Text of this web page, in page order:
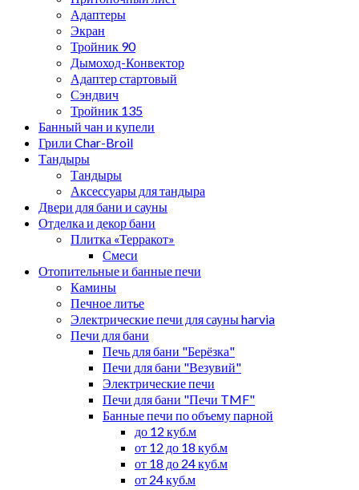
Адаптеры
Экран
Тройник 90
Дымоход-Конвектор
Адаптер стартовый
Сэндвич
Тройник 135
Банный чан и купели
Грили Char-Broil
Тандыры
Тандыры
Аксессуары для тандыра
Двери для бани и сауны
Отделка и декор бани
Плитка «Терракот»
Смеси
Отопительные и банные печи
Камины
Печное литье
Электрические печи для сауны harvia
Печи для бани
Печь для бани "Берёзка"
Печи для бани "Везувий"
Электрические печи
Печи для бани "Печи TMF"
Банные печи по объему парной
до 12 куб.м
от 12 до 18 куб.м
от 18 до 24 куб.м
от 24 куб.м